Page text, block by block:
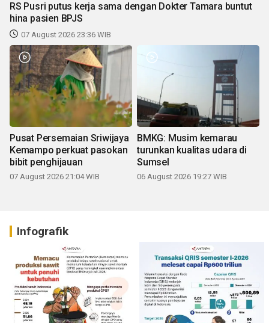
RS Pusri putus kerja sama dengan Dokter Tamara buntut
hina pasien BPJS
07 August 2026 23:36 WIB
Pusat Persemaian Sriwijaya
Kemampo perkuat pasokan
bibit penghijauan
07 August 2026 21:04 WIB
BMKG: Musim kemarau
turunkan kualitas udara di
Sumsel
06 August 2026 19:27 WIB
Infografik